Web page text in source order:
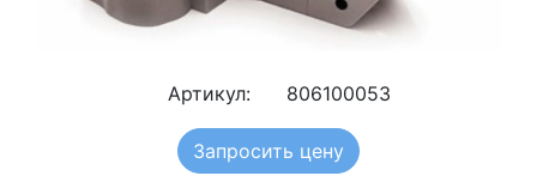
Артикул: 806100053
Запросить цену